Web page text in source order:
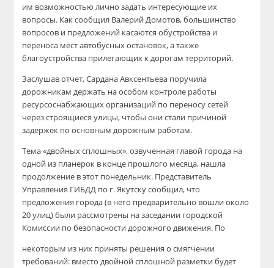
им возможностью лично задать интересующие их
вопросы. Как сообщил Валерий Домотов, большинство
вопросов и предложений касаются обустройства и
переноса мест автобусных остановок, а также
благоустройства прилегающих к дорогам территорий.
Заслушав отчет, Сардана Авксентьева поручила
дорожникам держать на особом контроле работы
ресурсоснабжающих организаций по переносу сетей
через строящиеся улицы, чтобы они стали причиной
задержек по основным дорожным работам.
Тема «двойных сплошных», озвученная главой города на
одной из планерок в конце прошлого месяца, нашла
продолжение в этот понедельник. Представитель
Управления ГИБДД по г. Якутску сообщил, что
предложения города (в него предварительно вошли около
20 улиц) были рассмотрены на заседании городской
Комиссии по безопасности дорожного движения. По
некоторым из них приняты решения о смягчении
требований: вместо двойной сплошной разметки будет